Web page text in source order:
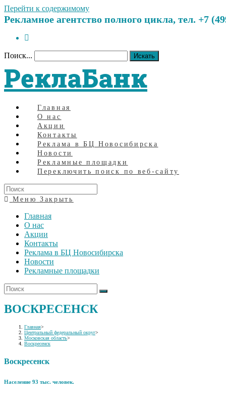
Перейти к содержимому
Рекламное агентство полного цикла, тел. +7
Поиск... Искать
РеклаБанк
Главная
О нас
Акции
Контакты
Реклама в БЦ Новосибирска
Новости
Рекламные площадки
Переключить поиск по веб-сайту
Меню Закрыть
Главная
О нас
Акции
Контакты
Реклама в БЦ Новосибирска
Новости
Рекламные площадки
ВОСКРЕСЕНСК
Главная>
Центральный федеральный округ>
Московская область>
Воскресенск
Воскресенск
Население 93 тыс. человек.